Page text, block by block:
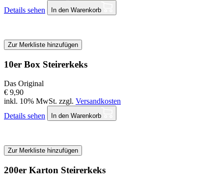
Details sehen
In den Warenkorb
Zur Merkliste hinzufügen
10er Box Steirerkeks
Das Original
€ 9,90
inkl. 10% MwSt. zzgl. Versandkosten
Details sehen
In den Warenkorb
Zur Merkliste hinzufügen
200er Karton Steirerkeks